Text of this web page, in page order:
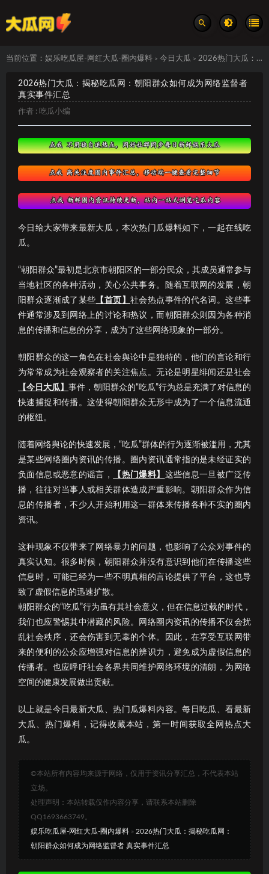
当前位置： 娱乐吃瓜屋-网红大瓜-圈内爆料 > 今日大瓜 > 2026热门大瓜：揭秘吃瓜网：朝阳群众如何成为网络监督者 真实事件汇总
2026热门大瓜：揭秘吃瓜网：朝阳群众如何成为网络监督者
真实事件汇总
作者 : 吃瓜小编
今日给大家带来最新大瓜，本次热门瓜爆料如下，一起在线吃
瓜。
“朝阳群众”最初是北京市朝阳区的一部分民众，其成员通常参与
当地社区的各种活动，关心公共事务。随着互联网的发展，朝
阳群众逐渐成了某些 【首页】社会热点事件的代名词。这些事
件通常涉及到网络上的讨论和热议，而朝阳群众则因为各种消
息的传播和信息的分享，成为了这些网络现象的一部分。
朝阳群众的这一角色在社会舆论中是独特的，他们的言论和行
为常常成为社会观察者的关注焦点。无论是明星绯闻还是社会
【今日大瓜】 事件，朝阳群众的“吃瓜”行为总是充满了对信息的
快速捕捉和传播。这使得朝阳群众无形中成为了一个信息流通
的枢纽。
随着网络舆论的快速发展，“吃瓜”群体的行为逐渐被滥用，尤其
是某些网络圈内资讯的传播。圈内资讯通常指的是未经证实的
负面信息或恶意的谣言，
【热门爆料】 这些信息一旦被广泛传
播，往往对当事人或相关群体造成严重影响。朝阳群众作为信
息的传播者，不少人开始利用这一群体来传播各种不实的圈内
资讯。
这种现象不仅带来了网络暴力的问题，也影响了公众对事件的
真实认知。很多时候，朝阳群众并没有意识到他们在传播这些
信息时，可能已经为一些不明真相的言论提供了平台，这也导
致了虚假信息的迅速扩散。
朝阳群众的“吃瓜”行为虽有其社会意义，但在信息过载的时代，
我们也应警惕其中潜藏的风险。网络圈内资讯的传播不仅会扰
乱社会秩序，还会伤害到无辜的个体。因此，在享受互联网带
来的便利的公众应增强对信息的辨识力，避免成为虚假信息的
传播者。也应呼吁社会各界共同维护网络环境的清朗，为网络
空间的健康发展做出贡献。
以上就是今日最新大瓜、热门瓜爆料内容。每日吃瓜、看最新
大瓜、热门爆料，记得收藏本站，第一时间获取全网热点大
瓜。
©本站所有内容均来源于网络，仅用于资讯分享汇总，不代表本站
立场。
处理声明：本站转载仅作内容分享，请联系本站删除
QQ1693663749。
娱乐吃瓜屋-网红大瓜-圈内爆料 » 2026热门大瓜：揭秘吃瓜网：
朝阳群众如何成为网络监督者 真实事件汇总